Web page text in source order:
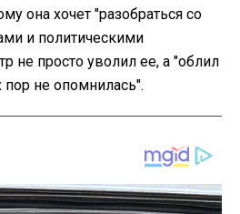
она хочет "разобраться со
и политическими
не просто уволил ее, а "облил
пор не опомнилась".